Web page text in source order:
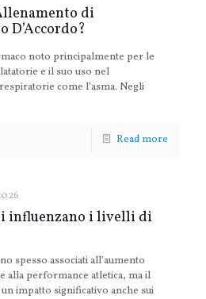
di
D’Accordo?
noto principalmente per le
e il suo uso nel
come l’asma. Negli
Read more
influenzano i livelli di
spesso associati all’aumento
alla performance atletica, ma il
impatto significativo anche sui